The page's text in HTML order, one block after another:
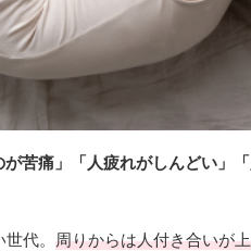
苦痛」「人疲れがしんどい」
代。 周りからは人付き合いが